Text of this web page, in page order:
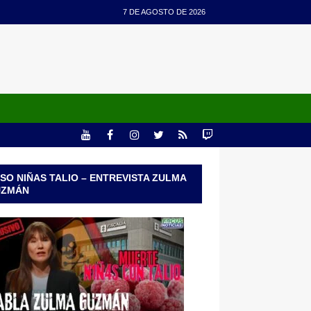
7 DE AGOSTO DE 2026
NIÑAS TALIO – ENTREVISTA ZULMA